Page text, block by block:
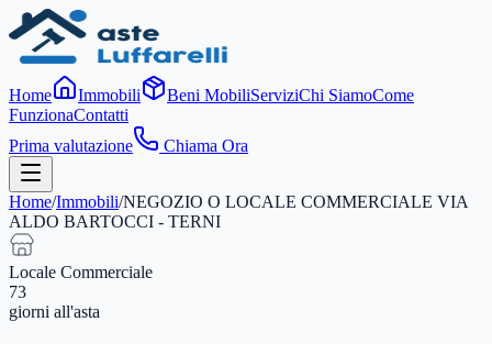
Home Immobili Beni MobiliServiziChi SiamoCome
FunzionaContatti
Prima valutazione
Chiama Ora
Home/Immobili/NEGOZIO O LOCALE COMMERCIALE VIA
ALDO BARTOCCI - TERNI
Locale Commerciale
73
giorni all'asta